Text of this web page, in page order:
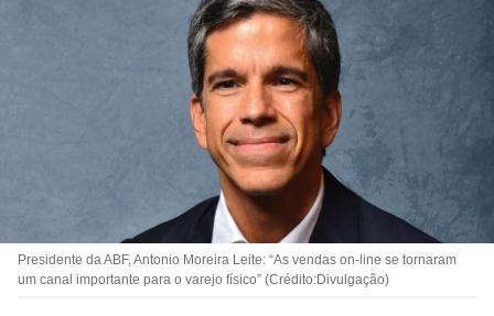
Presidente da ABF, Antonio Moreira Leite: “As vendas on-line se tornaram
um canal importante para o varejo físico” (Crédito:Divulgação)